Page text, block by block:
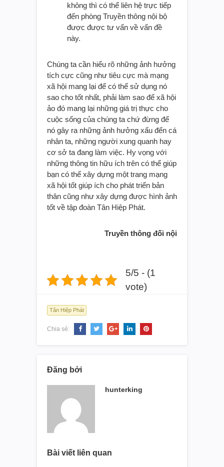
không thì có thể liên hệ trực tiếp
đến phòng Truyền thông nội bộ
được được tư vấn về vấn đề
này.
Chúng ta cần hiểu rõ những ảnh hưởng
tích cực cũng như tiêu cực mà mạng
xã hội mang lại để có thể sử dụng nó
sao cho tốt nhất, phải làm sao để xã hội
ảo đó mang lại những giá trị thực cho
cuộc sống của chúng ta chứ đừng để
nó gây ra những ảnh hưởng xấu đến cá
nhân ta, những người xung quanh hay
cơ sở ta đang làm việc. Hy vọng với
những thông tin hữu ích trên có thể giúp
bạn có thể xây dựng một trang mạng
xã hội tốt giúp ích cho phát triển bản
thân cũng như xây dựng được hình ảnh
tốt về tập đoàn Tân Hiệp Phát.
Truyền thông đối nội
5/5 - (1
vote)
Tân Hiệp Phát
Chia sẻ:
Đăng bởi
hunterking
Bài viết liên quan